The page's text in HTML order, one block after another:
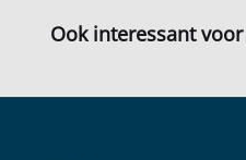
Ook interessant